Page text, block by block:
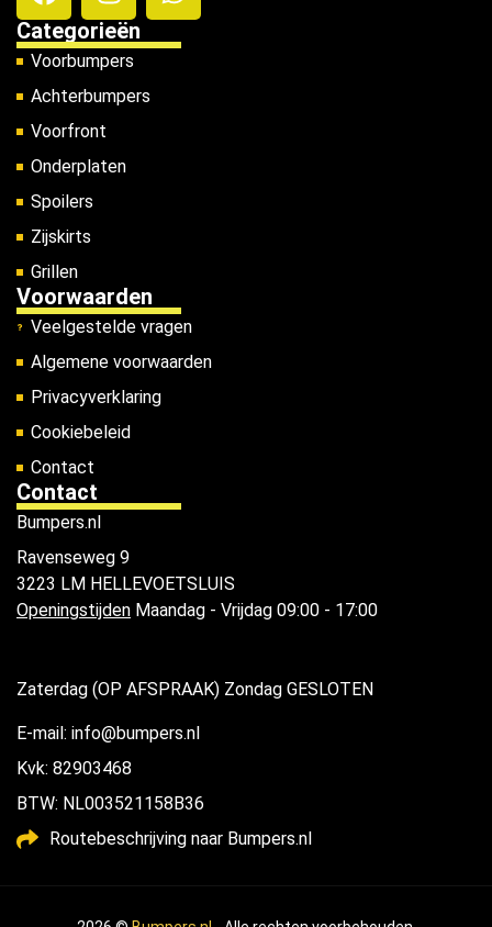
Categorieën
Voorbumpers
Achterbumpers
Voorfront
Onderplaten
Spoilers
Zijskirts
Grillen
Voorwaarden
Veelgestelde vragen
Algemene voorwaarden
Privacyverklaring
Cookiebeleid
Contact
Contact
Bumpers.nl
Ravenseweg 9
3223 LM HELLEVOETSLUIS
Openingstijden Maandag - Vrijdag 09:00 - 17:00
Zaterdag (OP AFSPRAAK) Zondag GESLOTEN
E-mail: info@bumpers.nl
Kvk: 82903468
BTW: NL003521158B36
Routebeschrijving naar Bumpers.nl